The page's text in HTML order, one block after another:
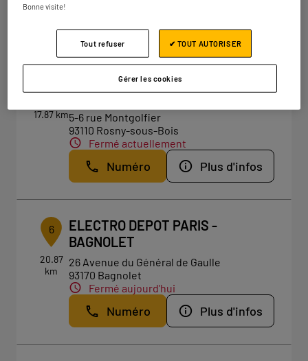
17.87 km
ELECTRO DEPOT PARIS - ROSNY
SOUS BOIS
5-6 rue Montgolfier
93110 Rosny-sous-Bois
Fermé actuellement
Numéro Plus d'infos
6
20.87
km
ELECTRO DEPOT PARIS -
BAGNOLET
26 Avenue du Général de Gaulle
93170 Bagnolet
Fermé aujourd'hui
Numéro Plus d'infos
Bonne visite!
Gérer les cookies
Tout refuser ✔ TOUT AUTORISER